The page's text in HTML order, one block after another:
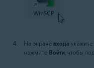
На экране входа укажите
нажмите Войти , чтобы